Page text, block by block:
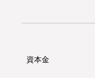
資本金